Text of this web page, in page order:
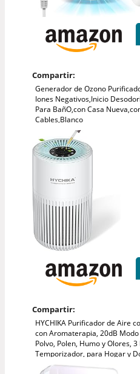
Compartir:
Generador de Ozono
Iones Negativos,Inicio
Para BañO,con Casa
Cables,Blanco
Compartir:
HYCHIKA Purificador de Aire
con Aromaterapia, 20dB
Polvo, Polen, Humo y Olores,
Temporizador, para Hogar y